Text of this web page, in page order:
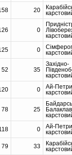
20
0
0
52 35
Західно-
0
Ай-
78 25
0
Ай-
79 33